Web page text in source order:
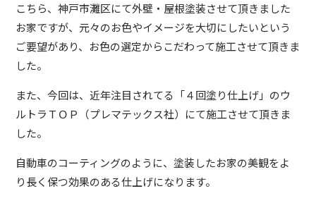
こちら、神戸市灘区にて外壁・屋根塗装させて頂きました
お家ですが、元々のお色やイメージを大切にしたいという
ご要望があり、お色の選定からこだわって施工させて頂きま
した。
また、今回は、近年注目されてる「４回塗り仕上げ」のウ
ルトラＴＯＰ（プレマテックス社）にて施工させて頂きま
した。
自動車のコーティングのように、塗装したお家の美観をよ
り長く保つ効果のある仕上げになります。